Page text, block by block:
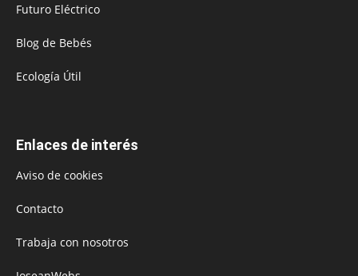
Futuro Eléctrico
Blog de Bebés
Ecología Útil
Enlaces de interés
Aviso de cookies
Contacto
Trabaja con nosotros